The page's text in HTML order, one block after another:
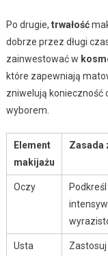
Po drugie, trwałość
dobrze przez długi
zainwestować w
które zapewniają
zniwelują konieczność
wyborem.
Element
makijażu
Zasada
Oczy
Podkreśl
Usta
Zastosuj